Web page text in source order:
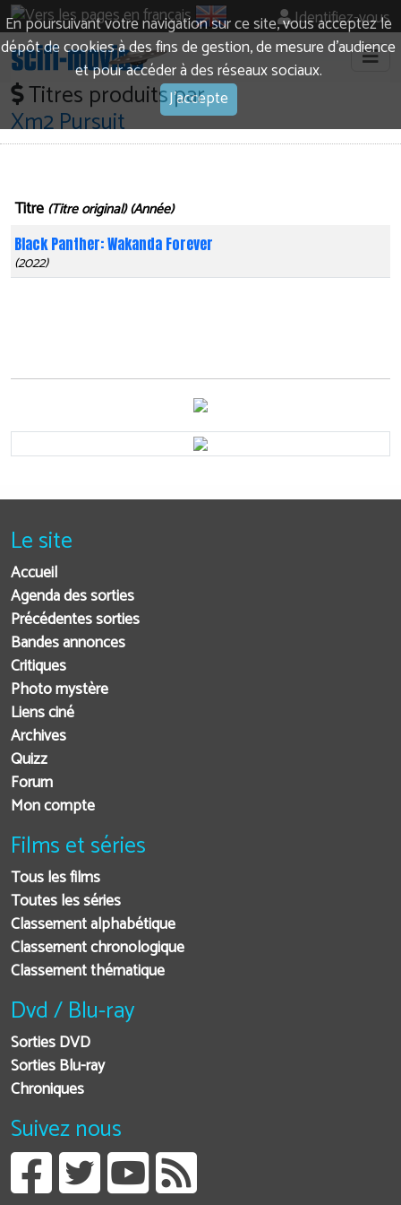
En poursuivant votre navigation sur ce site, vous acceptez le
dépôt de cookies à des fins de gestion, de mesure d’audience
et pour accéder à des réseaux sociaux.
J'accepte
Identifiez-vous
Titres produits par
Xm2 Pursuit
Titre (Titre original) (Année)
Black Panther: Wakanda Forever
(2022)
Le site
Accueil
Agenda des sorties
Précédentes sorties
Bandes annonces
Critiques
Photo mystère
Liens ciné
Archives
Quizz
Forum
Mon compte
Films et séries
Tous les films
Toutes les séries
Classement alphabétique
Classement chronologique
Classement thématique
Dvd / Blu-ray
Sorties DVD
Sorties Blu-ray
Chroniques
Suivez nous